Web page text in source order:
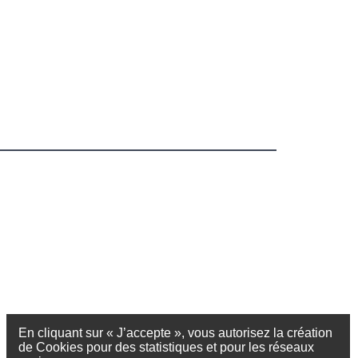
En cliquant sur « J’accepte », vous autorisez la création
de Cookies pour des statistiques et pour les réseaux